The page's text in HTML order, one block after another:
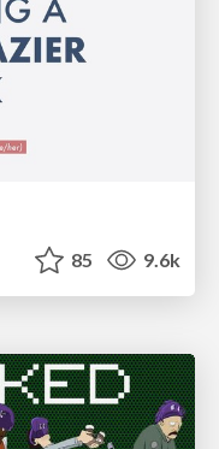
85 9.6k